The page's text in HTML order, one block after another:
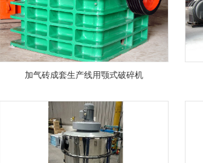
加气砖成套生产线用颚式破碎机